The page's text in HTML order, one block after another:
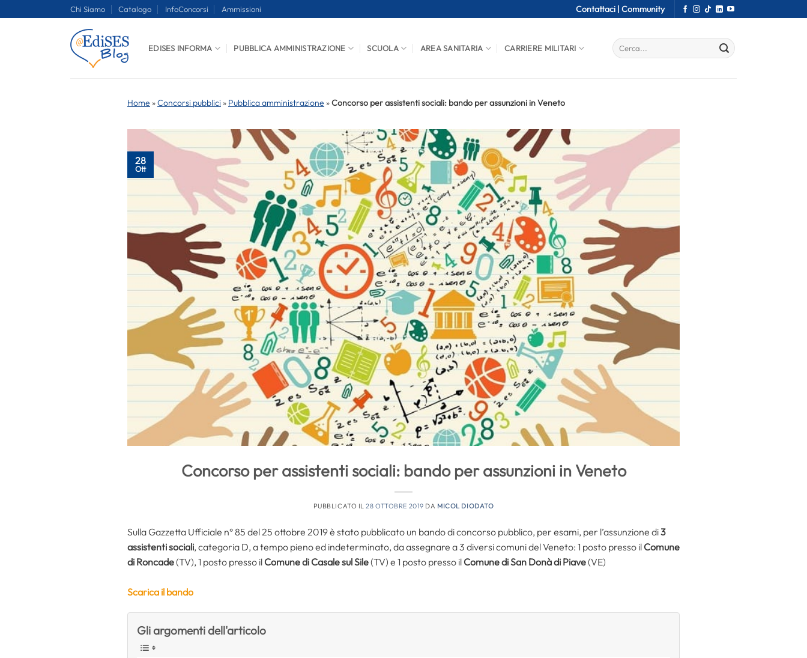
Chi Siamo Catalogo InfoConcorsi Ammissioni Contattaci | Community
EDISES INFORMA PUBBLICA AMMINISTRAZIONE SCUOLA AREA SANITARIA CARRIERE MILITARI
Home »Concorsi pubblici » Pubblica amministrazione »Concorso per assistenti sociali: bando per assunzioni in Veneto
28
Ott
Concorso per assistenti sociali: bando per assunzioni in Veneto
PUBBLICATO IL28 OTTOBRE 2019 DA MICOL DIODATO
Sulla Gazzetta Ufficiale n° 85 del 25 ottobre 2019 è stato pubblicato un bando di concorso pubblico, per esami, per l’assunzione di3
assistenti sociali, categoria D, a tempo pieno ed indeterminato, da assegnare a 3 diversi comuni del Veneto: 1 posto presso il Comune
di Roncade(TV), 1 posto presso il Comune di Casale sul Sile(TV) e 1 posto presso il Comune di San Donà di Piave(VE)
Scarica il bando
Gli argomenti dell'articolo